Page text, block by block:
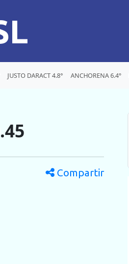
JUSTO DARACT 4.8° ANCHORENA 6.4°
Compartir